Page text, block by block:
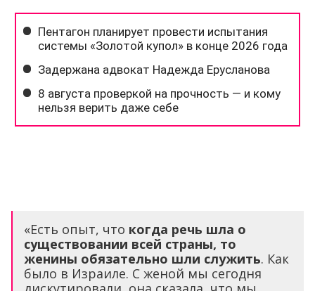
«Есть опыт, что когда речь шла о
существовании всей страны, то
женины обязательно шли служить. Как
было в Израиле. С женой мы сегодня